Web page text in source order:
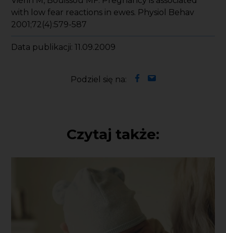
with low fear reactions in ewes. Physiol Behav
2001;72(4):579-587
Data publikacji: 11.09.2009
Podziel się na:
Czytaj także: